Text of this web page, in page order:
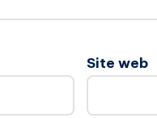
Site web